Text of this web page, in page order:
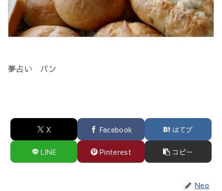
夢占い パン
X Facebook はてブ
LINE Pinterest コピー
Neo